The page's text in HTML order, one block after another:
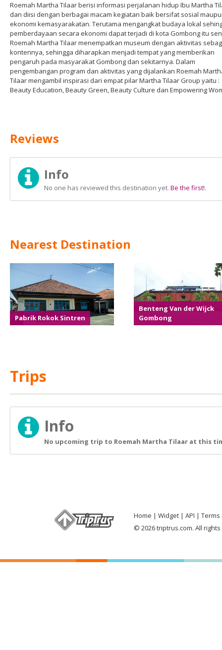
Roemah Martha Tilaar berisi informasi perjalanan hidup Ibu Martha
dan diisi dengan berbagai macam kegiatan baik bersifat sosial
ekonomi kemasyarakatan. Terutama mengangkat budaya lokal
pemberdayaan secara ekonomi dapat terjadi di kota Gombong itu
Roemah Martha Tilaar menempatkan museum dengan aktivitas
kontennya, sehingga diharapkan menjadi tempat yang memberikan
pengaruh pada masyarakat Gombong dan sekitarnya. Dalam
pengembangan program dan aktivitas yang dijalankan Roemah
Tilaar mengambil inspirasi dari empat pilar Martha Tilaar Group yaitu :
Beauty Education, Beauty Green, Beauty Culture dan Empowering
Reviews
Info
No one has reviewed this destination yet. Be the first!.
Nearest Destination
Pabrik Rokok Sintren
Benteng Van der Wijck
Gombong
Trips
Info
No upcoming trip to Roemah Martha Tilaar at this
Home Widget API
Terms
© 2026 triptrus.com. All